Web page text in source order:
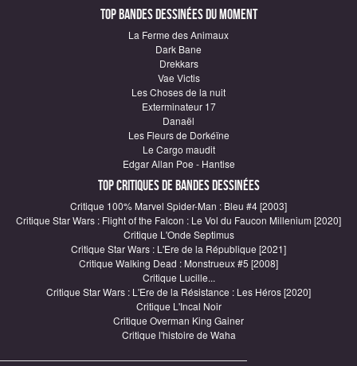
Top Bandes Dessinées du moment
La Ferme des Animaux
Dark Bane
Drekkars
Vae Victis
Les Choses de la nuit
Exterminateur 17
Danaël
Les Fleurs de Dorkéïne
Le Cargo maudit
Edgar Allan Poe - Hantise
Top critiques de Bandes Dessinées
Critique 100% Marvel Spider-Man : Bleu #4 [2003]
Critique Star Wars : Flight of the Falcon : Le Vol du Faucon Millenium [2020]
Critique L'Onde Septimus
Critique Star Wars : L'Ere de la République [2021]
Critique Walking Dead : Monstrueux #5 [2008]
Critique Lucille...
Critique Star Wars : L'Ere de la Résistance : Les Héros [2020]
Critique L'Incal Noir
Critique Overman King Gainer
Critique l'histoire de Waha